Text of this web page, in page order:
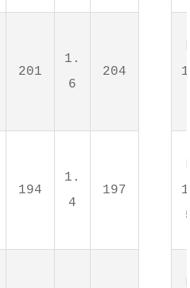
201
1.
6
204
194
1.
4
197